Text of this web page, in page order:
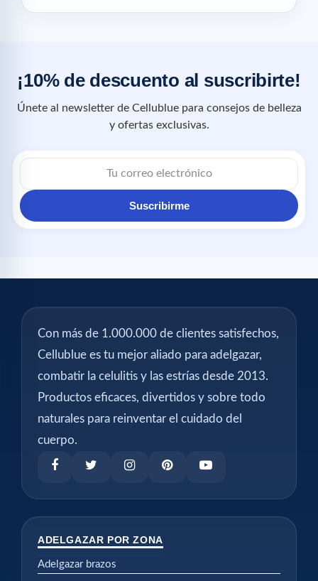
¡10% de descuento al suscribirte!
Únete al newsletter de Cellublue para consejos de belleza
y ofertas exclusivas.
Suscribirme
Con más de 1.000.000 de clientes satisfechos,
Cellublue es tu mejor aliado para adelgazar,
combatir la celulitis y las estrías desde 2013.
Productos eficaces, divertidos y sobre todo
naturales para reinventar el cuidado del
cuerpo.
ADELGAZAR POR ZONA
Adelgazar brazos